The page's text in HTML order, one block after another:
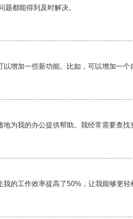
都能得到及时解决。
增加一些新功能。比如，可以增加一
为我的办公提供帮助。我经常需要查
的工作效率提高了50%，让我能够更轻